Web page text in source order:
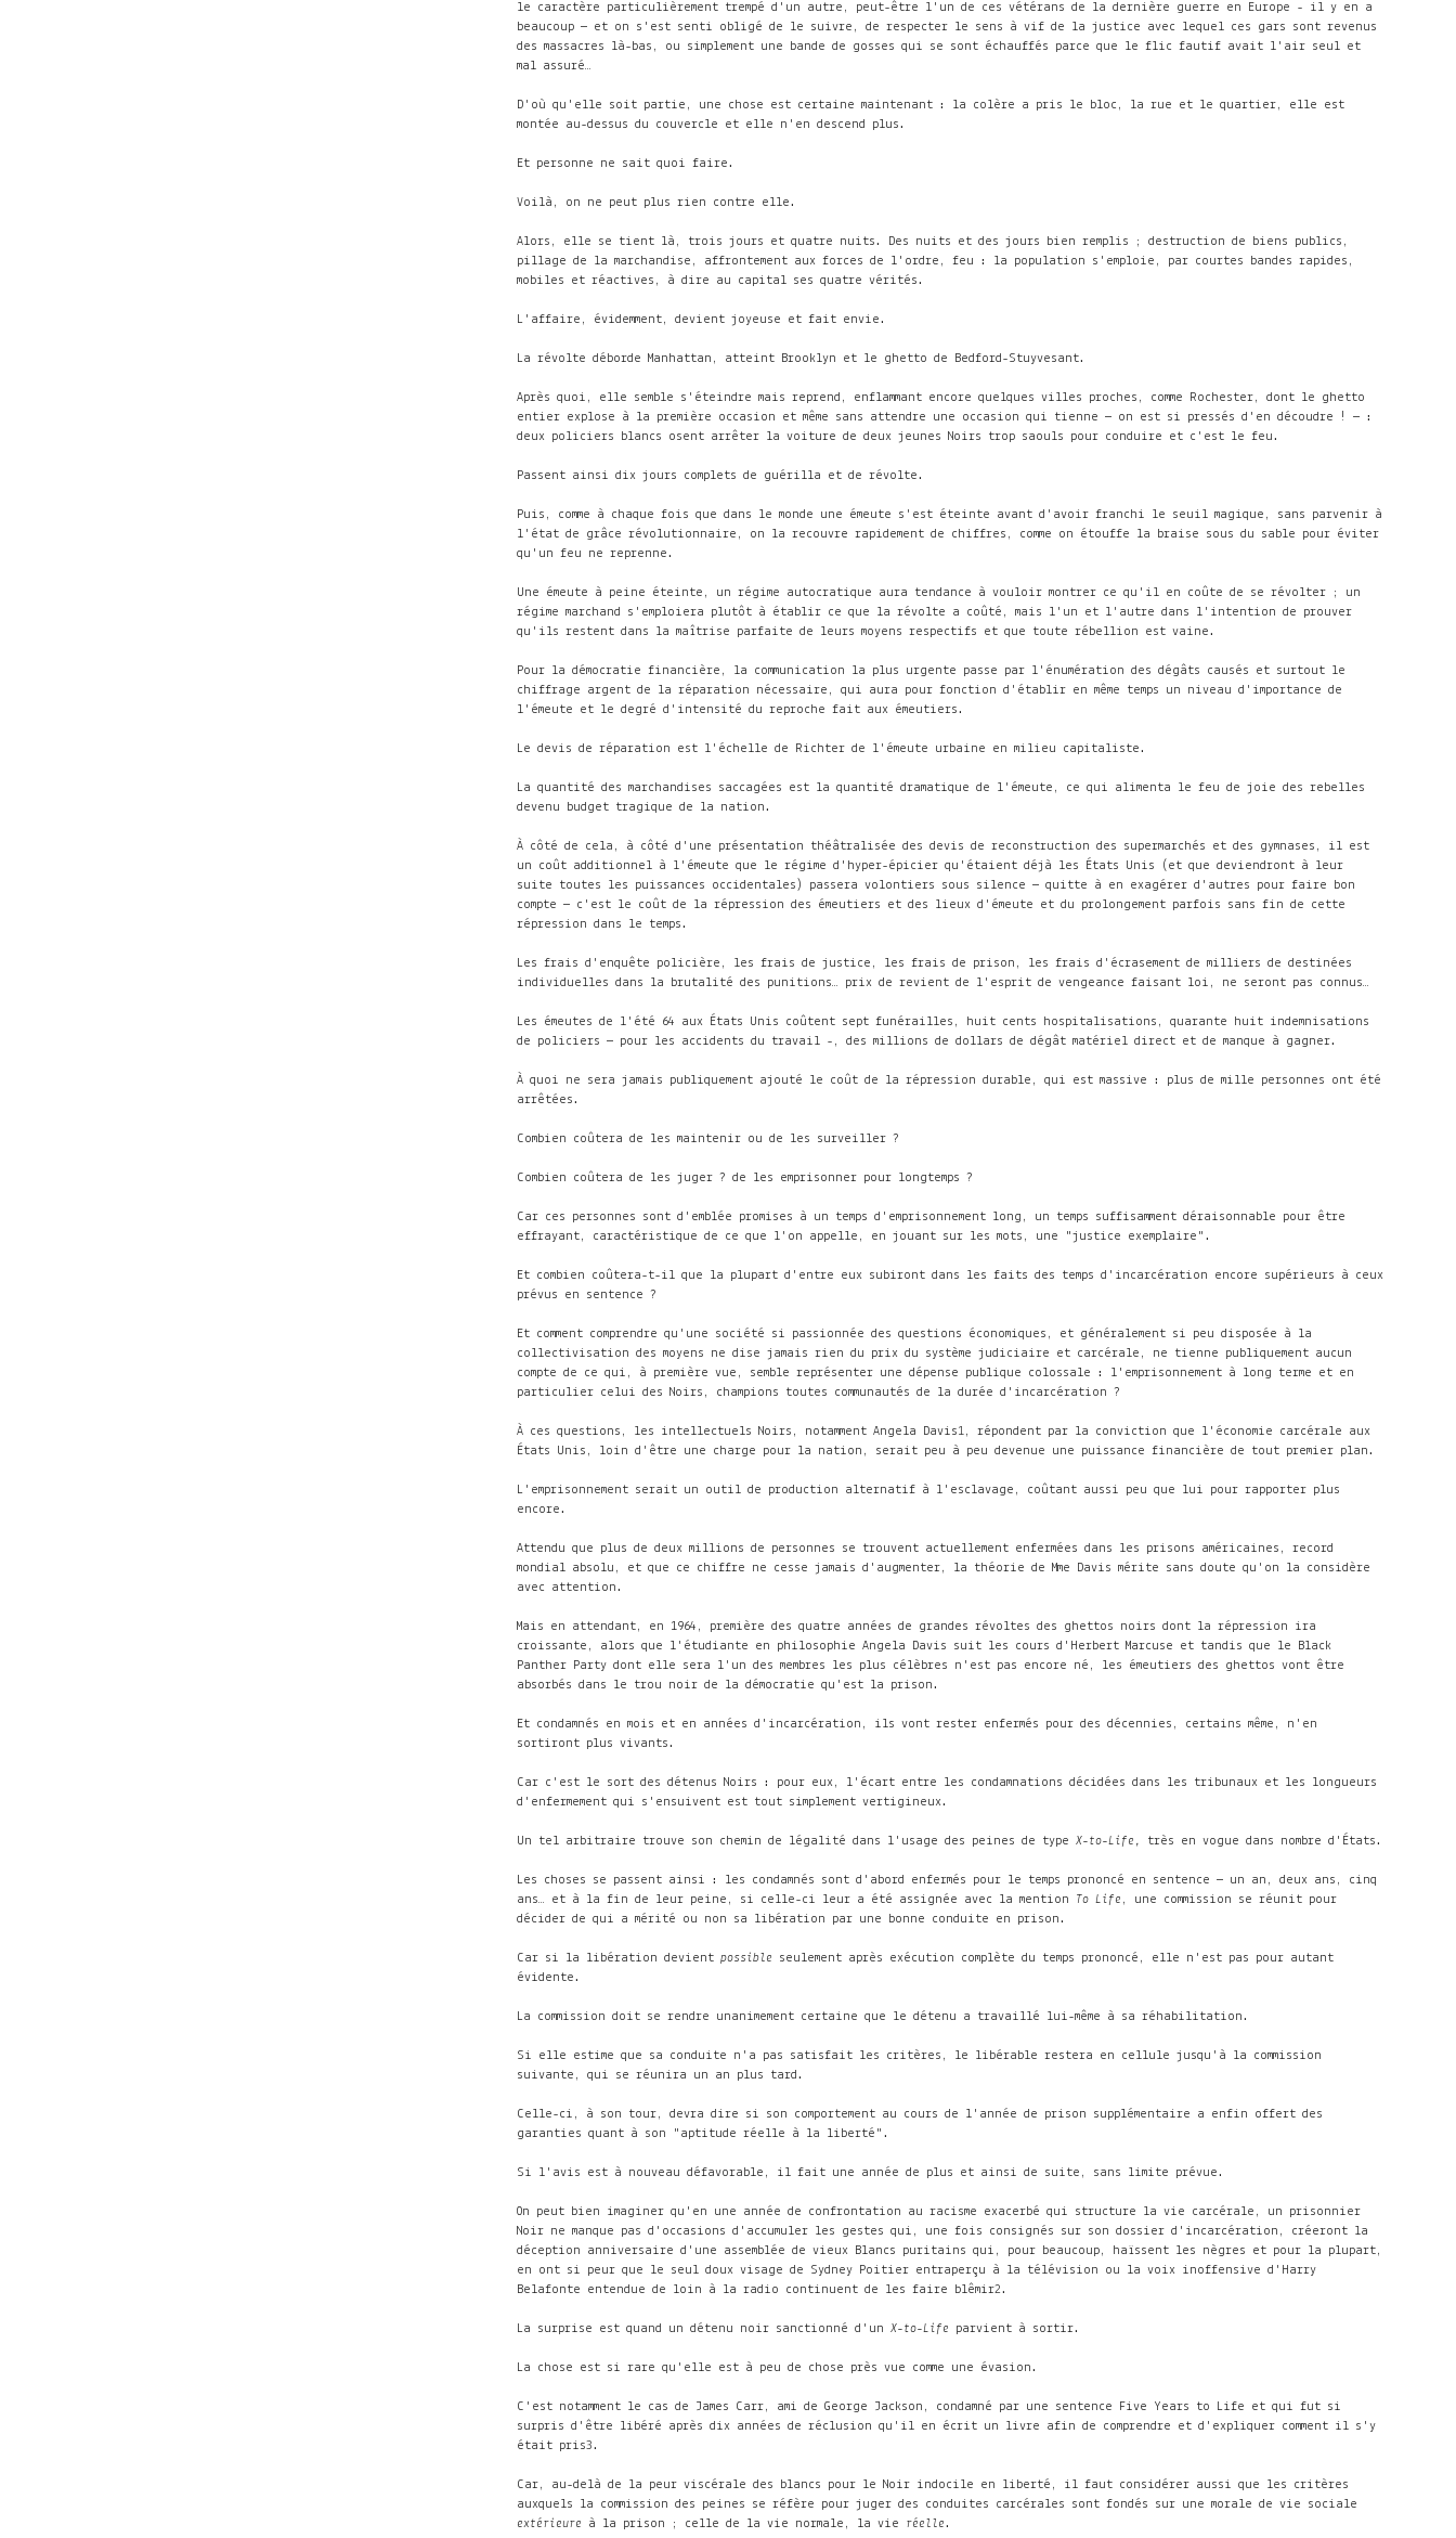
le caractère particulièrement trempé d'un autre, peut-être l'un de ces vétérans de la dernière guerre en Europe - il y en a
beaucoup — et on s'est senti obligé de le suivre, de respecter le sens à vif de la justice avec lequel ces gars sont revenus
des massacres là-bas, ou simplement une bande de gosses qui se sont échauffés parce que le flic fautif avait l'air seul et
mal assuré…
D'où qu'elle soit partie, une chose est certaine maintenant : la colère a pris le bloc, la rue et le quartier, elle est
montée au-dessus du couvercle et elle n'en descend plus.
Et personne ne sait quoi faire.
Voilà, on ne peut plus rien contre elle.
Alors, elle se tient là, trois jours et quatre nuits. Des nuits et des jours bien remplis ; destruction de biens publics,
pillage de la marchandise, affrontement aux forces de l'ordre, feu : la population s'emploie, par courtes bandes rapides,
mobiles et réactives, à dire au capital ses quatre vérités.
L'affaire, évidemment, devient joyeuse et fait envie.
La révolte déborde Manhattan, atteint Brooklyn et le ghetto de Bedford-Stuyvesant.
Après quoi, elle semble s'éteindre mais reprend, enflammant encore quelques villes proches, comme Rochester, dont le ghetto
entier explose à la première occasion et même sans attendre une occasion qui tienne — on est si pressés d'en découdre ! — :
deux policiers blancs osent arrêter la voiture de deux jeunes Noirs trop saouls pour conduire et c'est le feu.
Passent ainsi dix jours complets de guérilla et de révolte.
Puis, comme à chaque fois que dans le monde une émeute s'est éteinte avant d'avoir franchi le seuil magique, sans parvenir à
l'état de grâce révolutionnaire, on la recouvre rapidement de chiffres, comme on étouffe la braise sous du sable pour éviter
qu'un feu ne reprenne.
Une émeute à peine éteinte, un régime autocratique aura tendance à vouloir montrer ce qu'il en coûte de se révolter ; un
régime marchand s'emploiera plutôt à établir ce que la révolte a coûté, mais l'un et l'autre dans l'intention de prouver
qu'ils restent dans la maîtrise parfaite de leurs moyens respectifs et que toute rébellion est vaine.
Pour la démocratie financière, la communication la plus urgente passe par l'énumération des dégâts causés et surtout le
chiffrage argent de la réparation nécessaire, qui aura pour fonction d'établir en même temps un niveau d'importance de
l'émeute et le degré d'intensité du reproche fait aux émeutiers.
Le devis de réparation est l'échelle de Richter de l'émeute urbaine en milieu capitaliste.
La quantité des marchandises saccagées est la quantité dramatique de l'émeute, ce qui alimenta le feu de joie des rebelles
devenu budget tragique de la nation.
À côté de cela, à côté d'une présentation théâtralisée des devis de reconstruction des supermarchés et des gymnases, il est
un coût additionnel à l'émeute que le régime d'hyper-épicier qu'étaient déjà les États Unis (et que deviendront à leur
suite toutes les puissances occidentales) passera volontiers sous silence — quitte à en exagérer d'autres pour faire bon
compte — c'est le coût de la répression des émeutiers et des lieux d'émeute et du prolongement parfois sans fin de cette
répression dans le temps.
Les frais d'enquête policière, les frais de justice, les frais de prison, les frais d'écrasement de milliers de destinées
individuelles dans la brutalité des punitions… prix de revient de l'esprit de vengeance faisant loi, ne seront pas connus…
Les émeutes de l'été 64 aux États Unis coûtent sept funérailles, huit cents hospitalisations, quarante huit indemnisations
de policiers — pour les accidents du travail -, des millions de dollars de dégât matériel direct et de manque à gagner.
À quoi ne sera jamais publiquement ajouté le coût de la répression durable, qui est massive : plus de mille personnes ont été
arrêtées.
Combien coûtera de les maintenir ou de les surveiller ?
Combien coûtera de les juger ? de les emprisonner pour longtemps ?
Car ces personnes sont d'emblée promises à un temps d'emprisonnement long, un temps suffisamment déraisonnable pour être
effrayant, caractéristique de ce que l'on appelle, en jouant sur les mots, une "justice exemplaire".
Et combien coûtera-t-il que la plupart d'entre eux subiront dans les faits des temps d'incarcération encore supérieurs à ceux
prévus en sentence ?
Et comment comprendre qu'une société si passionnée des questions économiques, et généralement si peu disposée à la
collectivisation des moyens ne dise jamais rien du prix du système judiciaire et carcérale, ne tienne publiquement aucun
compte de ce qui, à première vue, semble représenter une dépense publique colossale : l'emprisonnement à long terme et en
particulier celui des Noirs, champions toutes communautés de la durée d'incarcération ?
À ces questions, les intellectuels Noirs, notamment Angela Davis1, répondent par la conviction que l'économie carcérale aux
États Unis, loin d'être une charge pour la nation, serait peu à peu devenue une puissance financière de tout premier plan.
L'emprisonnement serait un outil de production alternatif à l'esclavage, coûtant aussi peu que lui pour rapporter plus
encore.
Attendu que plus de deux millions de personnes se trouvent actuellement enfermées dans les prisons américaines, record
mondial absolu, et que ce chiffre ne cesse jamais d'augmenter, la théorie de Mme Davis mérite sans doute qu'on la considère
avec attention.
Mais en attendant, en 1964, première des quatre années de grandes révoltes des ghettos noirs dont la répression ira
croissante, alors que l'étudiante en philosophie Angela Davis suit les cours d'Herbert Marcuse et tandis que le Black
Panther Party dont elle sera l'un des membres les plus célèbres n'est pas encore né, les émeutiers des ghettos vont être
absorbés dans le trou noir de la démocratie qu'est la prison.
Et condamnés en mois et en années d'incarcération, ils vont rester enfermés pour des décennies, certains même, n'en
sortiront plus vivants.
Car c'est le sort des détenus Noirs : pour eux, l'écart entre les condamnations décidées dans les tribunaux et les longueurs
d'enfermement qui s'ensuivent est tout simplement vertigineux.
Un tel arbitraire trouve son chemin de légalité dans l'usage des peines de type X-to-Life, très en vogue dans nombre d'États.
Les choses se passent ainsi : les condamnés sont d'abord enfermés pour le temps prononcé en sentence — un an, deux ans, cinq
ans… et à la fin de leur peine, si celle-ci leur a été assignée avec la mention To Life , une commission se réunit pour
décider de qui a mérité ou non sa libération par une bonne conduite en prison.
Car si la libération devient possible seulement après exécution complète du temps prononcé, elle n'est pas pour autant
évidente.
La commission doit se rendre unanimement certaine que le détenu a travaillé lui-même à sa réhabilitation.
Si elle estime que sa conduite n'a pas satisfait les critères, le libérable restera en cellule jusqu'à la commission
suivante, qui se réunira un an plus tard.
Celle-ci, à son tour, devra dire si son comportement au cours de l'année de prison supplémentaire a enfin offert des
garanties quant à son "aptitude réelle à la liberté".
Si l'avis est à nouveau défavorable, il fait une année de plus et ainsi de suite, sans limite prévue.
On peut bien imaginer qu'en une année de confrontation au racisme exacerbé qui structure la vie carcérale, un prisonnier
Noir ne manque pas d'occasions d'accumuler les gestes qui, une fois consignés sur son dossier d'incarcération, créeront la
déception anniversaire d'une assemblée de vieux Blancs puritains qui, pour beaucoup, haïssent les nègres et pour la plupart,
en ont si peur que le seul doux visage de Sydney Poitier entraperçu à la télévision ou la voix inoffensive d'Harry
Belafonte entendue de loin à la radio continuent de les faire blêmir2.
La surprise est quand un détenu noir sanctionné d'un X-to-Life parvient à sortir.
La chose est si rare qu'elle est à peu de chose près vue comme une évasion.
C'est notamment le cas de James Carr, ami de George Jackson, condamné par une sentence Five Years to Life et qui fut si
surpris d'être libéré après dix années de réclusion qu'il en écrit un livre afin de comprendre et d'expliquer comment il s'y
était pris3.
Car, au-delà de la peur viscérale des blancs pour le Noir indocile en liberté, il faut considérer aussi que les critères
auxquels la commission des peines se réfère pour juger des conduites carcérales sont fondés sur une morale de vie sociale
extérieure à la prison ; celle de la vie normale, la vie réelle.